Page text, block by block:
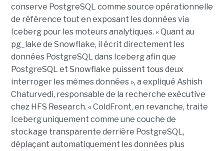
conserve PostgreSQL comme source opérationnelle
de référence tout en exposant les données via
Iceberg pour les moteurs analytiques. « Quant au
pg_lake de Snowflake, il écrit directement les
données PostgreSQL dans Iceberg afin que
PostgreSQL et Snowflake puissent tous deux
interroger les mêmes données », a expliqué Ashish
Chaturvedi, responsable de la recherche exécutive
chez HFS Research. « ColdFront, en revanche, traite
Iceberg uniquement comme une couche de
stockage transparente derrière PostgreSQL,
déplaçant automatiquement les données plus